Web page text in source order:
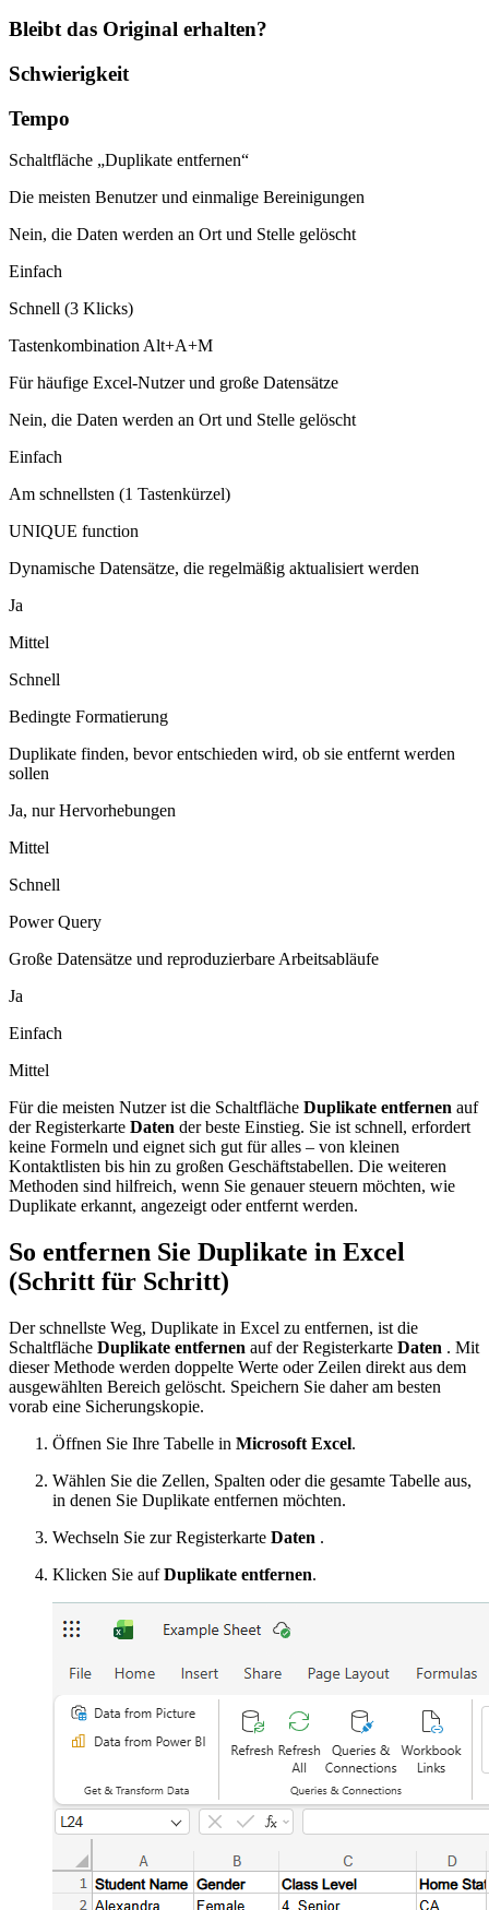
Bleibt das Original erhalten?
Schwierigkeit
Tempo
Schaltfläche „Duplikate entfernen“
Die meisten Benutzer und einmalige Bereinigungen
Nein, die Daten werden an Ort und Stelle gelöscht
Einfach
Schnell (3 Klicks)
Tastenkombination Alt+A+M
Für häufige Excel-Nutzer und große Datensätze
Nein, die Daten werden an Ort und Stelle gelöscht
Einfach
Am schnellsten (1 Tastenkürzel)
UNIQUE function
Dynamische Datensätze, die regelmäßig aktualisiert werden
Ja
Mittel
Schnell
Bedingte Formatierung
Duplikate finden, bevor entschieden wird, ob sie entfernt werden
sollen
Ja, nur Hervorhebungen
Mittel
Schnell
Power Query
Große Datensätze und reproduzierbare Arbeitsabläufe
Ja
Einfach
Mittel
Für die meisten Nutzer ist die Schaltfläche Duplikate entfernen auf
der Registerkarte Daten der beste Einstieg. Sie ist schnell, erfordert
keine Formeln und eignet sich gut für alles – von kleinen
Kontaktlisten bis hin zu großen Geschäftstabellen. Die weiteren
Methoden sind hilfreich, wenn Sie genauer steuern möchten, wie
Duplikate erkannt, angezeigt oder entfernt werden.
So entfernen Sie Duplikate in Excel
(Schritt für Schritt)
Der schnellste Weg, Duplikate in Excel zu entfernen, ist die
Schaltfläche Duplikate entfernen auf der Registerkarte Daten . Mit
dieser Methode werden doppelte Werte oder Zeilen direkt aus dem
ausgewählten Bereich gelöscht. Speichern Sie daher am besten
vorab eine Sicherungskopie.
Öffnen Sie Ihre Tabelle in Microsoft Excel.
Wählen Sie die Zellen, Spalten oder die gesamte Tabelle aus,
in denen Sie Duplikate entfernen möchten.
Wechseln Sie zur Registerkarte Daten .
Klicken Sie aufDuplikate entfernen.